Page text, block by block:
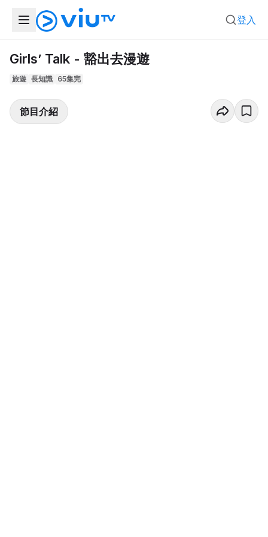
登入
Girls’ Talk - 豁出去漫遊
旅遊 長知識 65集完
節目介紹